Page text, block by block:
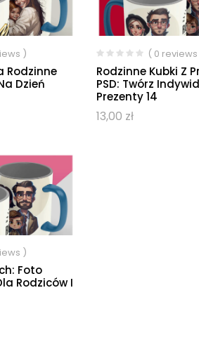
)
Rodzinne
Dzień
( 0
Rodzinne Kubki Z
PSD: Twórz
Prezenty 14
13,00 zł
)
Foto
Rodziców I